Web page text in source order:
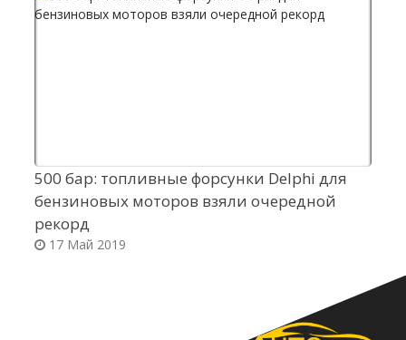
500 бар: топливные форсунки Delphi для
бензиновых моторов взяли очередной
рекорд
17 Май 2019